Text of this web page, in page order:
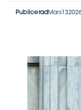
Publicerad Mars 13